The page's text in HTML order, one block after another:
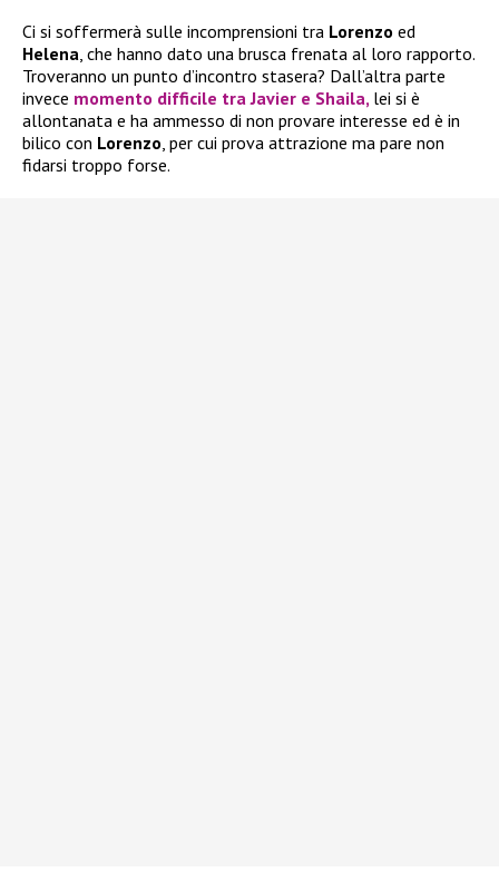
Ci si soffermerà sulle incomprensioni tra Lorenzo ed
Helena, che hanno dato una brusca frenata al loro rapporto.
Troveranno un punto d’incontro stasera? Dall’altra parte
invece momento difficile traJavier e Shaila, lei si è
allontanata e ha ammesso di non provare interesse ed è in
bilico con Lorenzo, per cui prova attrazione ma pare non
fidarsi troppo forse.